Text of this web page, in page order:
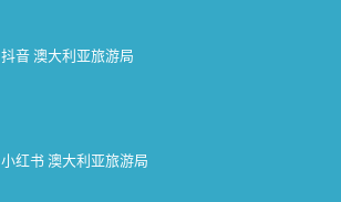
抖音 澳大利亚旅游局
小红书 澳大利亚旅游局